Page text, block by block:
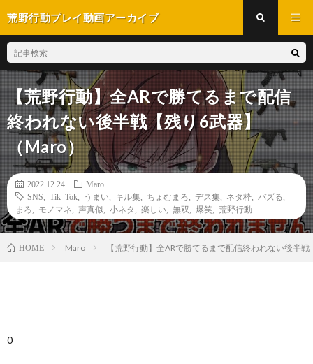
荒野行動プレイ動画アーカイブ
【荒野行動】全ARで勝てるまで配信
終われない後半戦【残り6武器】
（Maro）
2022.12.24
Maro
SNS
Tik Tok うまい キル集 ちょむまろ デス集 ネタ枠 バズる
まろ
モノマネ 声真似 小ネタ 楽しい 無双 爆笑 荒野行動
HOME Maro 【荒野行動】全ARで勝てるまで配信終われない後半
0